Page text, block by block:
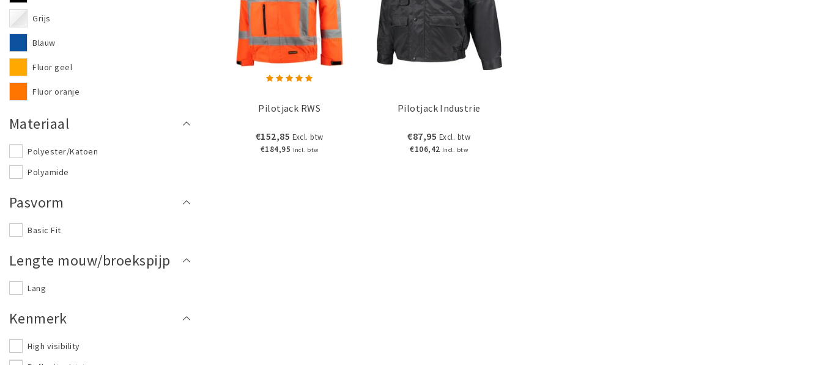
Grijs
Blauw
Fluor geel
Fluor oranje
Materiaal
Polyester/Katoen
Polyamide
Pasvorm
Basic Fit
Lengte mouw/broekspijp
Lang
Kenmerk
High visibility
Pilotjack RWS
€152,85 Excl. btw
€184,95 Incl. btw
Pilotjack Industrie
€87,95 Excl. btw
€106,42 Incl. btw